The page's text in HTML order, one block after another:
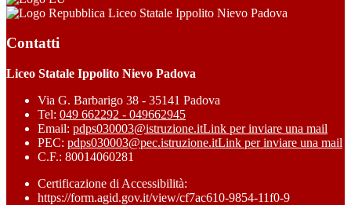
Liceo Statale Ippolito Nievo Padova
Contatti
Liceo Statale Ippolito Nievo Padova
Via G. Barbarigo 38 - 35141 Padova
Tel: 049 662292 - 049662945
Email: pdps030003@istruzione.itLink per inviare una mail
PEC: pdps030003@pec.istruzione.itLink per inviare una mail
C.F.: 80014060281
Certificazione di Accessibilità:
https://form.agid.gov.it/view/cf7ac610-9854-11f0-9